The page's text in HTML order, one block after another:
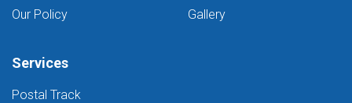
Our Policy Gallery
Services
Postal Track